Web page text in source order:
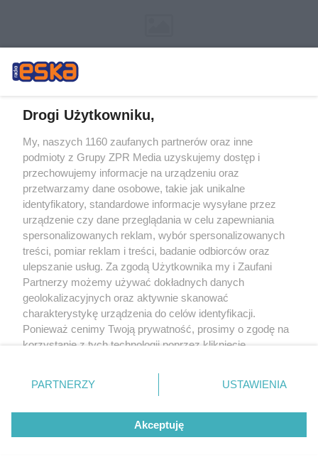
Żaden utwór zamieszczony w serwisie nie może być powielany i
rozpowszechniany lub dalej rozpowszechniany w jakikolwiek sposób (w
tym także elektroniczny lub mechaniczny) na jakimkolwiek polu
eksploatacji w jakiejkolwiek formie, włącznie z umieszczaniem w Internecie
bez pisemnej zgody właściciela praw. Jakiekolwiek użycie lub
wykorzystanie utworów w całości lub w części z naruszeniem prawa, tzn.
bez właściwej zgody, jest zabronione pod groźbą kary i może być ścigane
prawnie.
O nas
Drogi Użytkowniku,
My, naszych 1160 zaufanych partnerów oraz inne
podmioty z Grupy ZPR Media uzyskujemy dostęp i
przechowujemy informacje na urządzeniu oraz
przetwarzamy dane osobowe, takie jak unikalne
identyfikatory, standardowe informacje wysyłane przez
urządzenie czy dane przeglądania w celu zapewniania
spersonalizowanych reklam, wybór spersonalizowanych
treści, pomiar reklam i treści, badanie odbiorców oraz
ulepszanie usług. Za zgodą Użytkownika my i Zaufani
Partnerzy możemy używać dokładnych danych
geolokalizacyjnych oraz aktywnie skanować
charakterystykę urządzenia do celów identyfikacji.
Ponieważ cenimy Twoją prywatność, prosimy o zgodę na
korzystanie z tych technologii poprzez kliknięcie
zmienić/wycofać klikając przycisk ustawień prywatności
znajdujący się w lewym dolnym rogu strony
rodzaje przetwarzania danych nie wymagają zgody
użytkownika, ale masz prawo sprzeciwić się takiemu
przetwarzaniu. Preferencje będą miały zastosowanie tylko
PARTNERZY USTAWIENIA
Akceptuję